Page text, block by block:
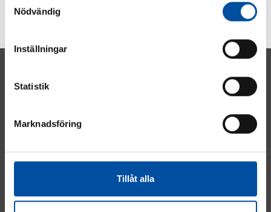
Nödvändig
Inställningar
Statistik
Marknadsföring
Tillåt alla
Energi
Fastighet
Vatten & Avlopp